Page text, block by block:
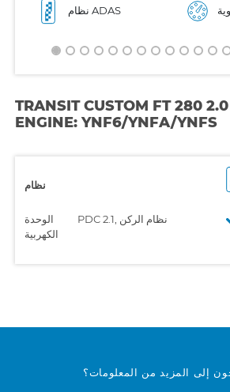
نظام ADAS
TRANSIT CUSTOM FT 280
ENGINE: YNF6/YNFA/YNFS
نظام
الوحدة
الكهربية
PDC 2.1, نظام الركن
إلى المزيد من المعلومات؟